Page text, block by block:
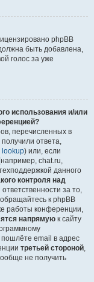
phpBB
быть добавлена,
голос за уже
использования и/или
перечисленных в
ответа,
lookup) или, если
chat.ru,
данного
контроля над
за то,
к phpBB
работы конференции,
напрямую к сайту
email в адрес
третьей стороной,
не получить